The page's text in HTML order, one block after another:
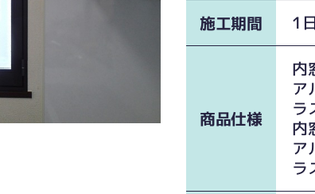
施工期間 1
商品仕様
内
ア
内
ア